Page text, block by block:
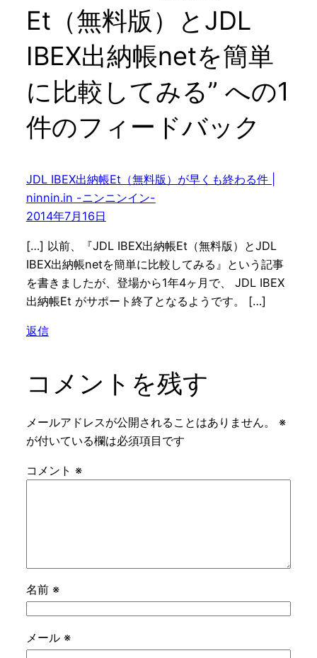
Et（無料版）とJDL
IBEX出納帳netを簡単
に比較してみる” への1
件のフィードバック
JDL IBEX出納帳Et（無料版）が早くも終わる件 |
ninnin.in -ニンニンイン-
2014年7月16日
[…] 以前、『JDL IBEX出納帳Et（無料版）とJDL
IBEX出納帳netを簡単に比較してみる』という記事
を書きましたが、登場から1年4ヶ月で、 JDL IBEX
出納帳Et がサポート終了となるようです。 […]
返信
コメントを残す
メールアドレスが公開されることはありません。
※
が付いている欄は必須項目です
コメント ※
名前 ※
メール ※